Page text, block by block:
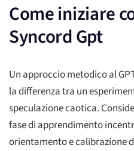
Come iniziare
Syncord Gpt
Un approccio metodico al
la differenza tra un
speculazione caotica.
fase di apprendimento
orientamento e calibrazione